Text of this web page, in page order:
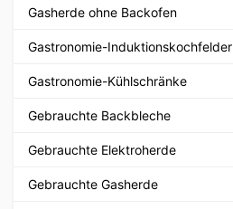
Gasherde ohne Backofen
Gastronomie-Induktionskochfelder
Gastronomie-Kühlschränke
Gebrauchte Backbleche
Gebrauchte Elektroherde
Gebrauchte Gasherde